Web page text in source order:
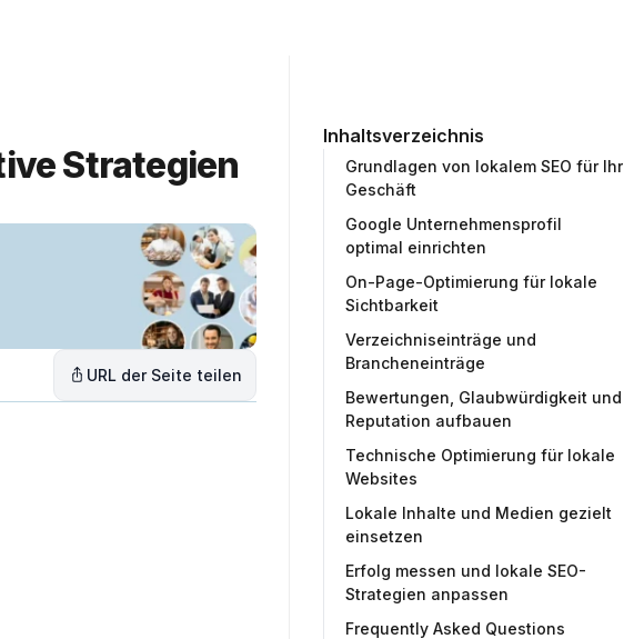
Inhaltsverzeichnis
Grundlagen von lokalem SEO für Ihr
Geschäft
Google Unternehmensprofil
optimal einrichten
On-Page-Optimierung für lokale
Sichtbarkeit
Verzeichniseinträge und
Brancheneinträge
Bewertungen, Glaubwürdigkeit und
Reputation aufbauen
Technische Optimierung für lokale
Websites
Lokale Inhalte und Medien gezielt
einsetzen
Erfolg messen und lokale SEO-
Strategien anpassen
Frequently Asked Questions
Strategien
URL der Seite teilen